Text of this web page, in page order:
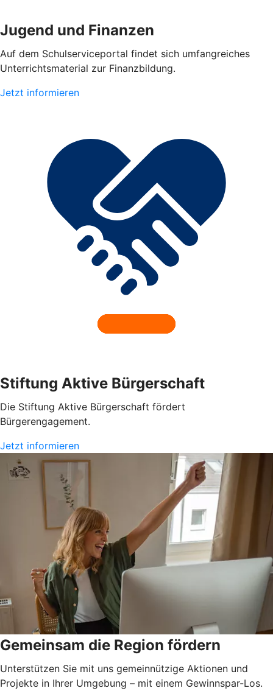
Jugend und Finanzen
Auf dem Schulserviceportal findet sich umfangreiches
Unterrichtsmaterial zur Finanzbildung.
Jetzt informieren
Stiftung Aktive Bürgerschaft
Die Stiftung Aktive Bürgerschaft fördert
Bürgerengagement.
Jetzt informieren
Gemeinsam die Region fördern
Unterstützen Sie mit uns gemeinnützige Aktionen und
Projekte in Ihrer Umgebung – mit einem Gewinnspar-Los.